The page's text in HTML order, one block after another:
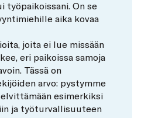
työpaikoissani. On se
aika kovaa
joita ei lue missään
eri paikoissa samoja
Tässä on
arvo: pystymme
esimerkiksi
ja työturvallisuuteen